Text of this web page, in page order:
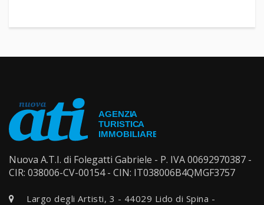
Nuova A.T.I. di Folegatti Gabriele - P. IVA 00692970387 -
CIR: 038006-CV-00154 - CIN: IT038006B4QMGF3757
Largo degli Artisti, 3 - 44029 Lido di Spina -